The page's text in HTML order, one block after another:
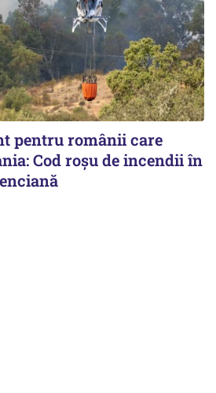
pentru românii care
Cod roșu de incendii în